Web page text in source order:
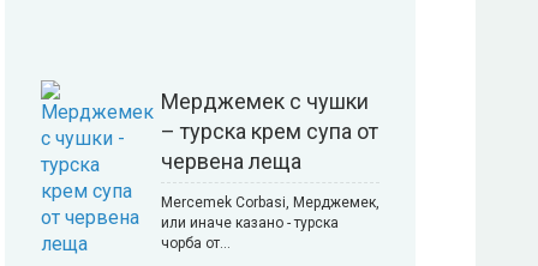
Мерджемек с чушки
– турска крем супа от
червена леща
Mercemek Corbasi, Мерджемек,
или иначе казано - турска
чорба от…